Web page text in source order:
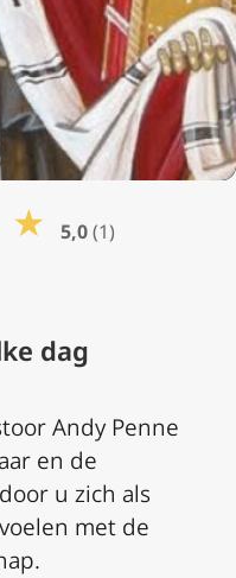
★ 5,0(1)
dag
Andy Penne
en de
u zich als
met de